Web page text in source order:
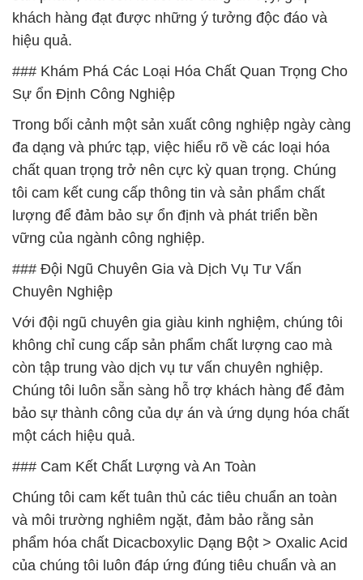
khách hàng đạt được những ý tưởng độc đáo và
hiệu quả.
### Khám Phá Các Loại Hóa Chất Quan Trọng Cho
Sự ổn Định Công Nghiệp
Trong bối cảnh một sản xuất công nghiệp ngày càng
đa dạng và phức tạp, việc hiểu rõ về các loại hóa
chất quan trọng trở nên cực kỳ quan trọng. Chúng
tôi cam kết cung cấp thông tin và sản phẩm chất
lượng để đảm bảo sự ổn định và phát triển bền
vững của ngành công nghiệp.
### Đội Ngũ Chuyên Gia và Dịch Vụ Tư Vấn
Chuyên Nghiệp
Với đội ngũ chuyên gia giàu kinh nghiệm, chúng tôi
không chỉ cung cấp sản phẩm chất lượng cao mà
còn tập trung vào dịch vụ tư vấn chuyên nghiệp.
Chúng tôi luôn sẵn sàng hỗ trợ khách hàng để đảm
bảo sự thành công của dự án và ứng dụng hóa chất
một cách hiệu quả.
### Cam Kết Chất Lượng và An Toàn
Chúng tôi cam kết tuân thủ các tiêu chuẩn an toàn
và môi trường nghiêm ngặt, đảm bảo rằng sản
phẩm hóa chất Dicacboxylic Dạng Bột > Oxalic Acid
của chúng tôi luôn đáp ứng đúng tiêu chuẩn và an